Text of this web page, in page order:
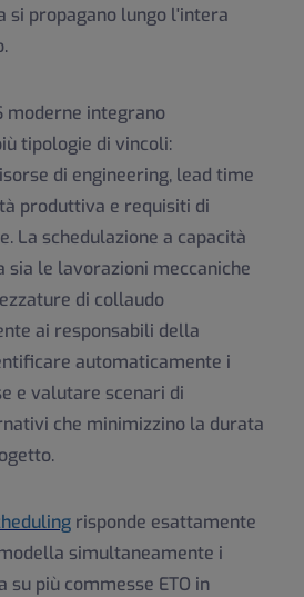
si propagano lungo l'intera
moderne integrano
tipologie di vincoli:
di engineering, lead time
produttiva e requisiti di
La schedulazione a capacità
sia le lavorazioni meccaniche
di collaudo
ai responsabili della
automaticamente i
e valutare scenari di
che minimizzino la durata
risponde esattamente
simultaneamente i
più commesse ETO in